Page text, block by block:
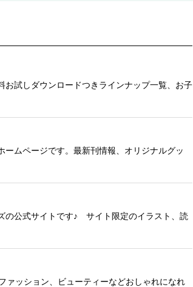
お試しダウンロードつきラインナップ一覧、お子
ムページです。最新刊情報、オリジナルグッ
の公式サイトです♪ サイト限定のイラスト、読
ァッション、ビューティーなどおしゃれになれ